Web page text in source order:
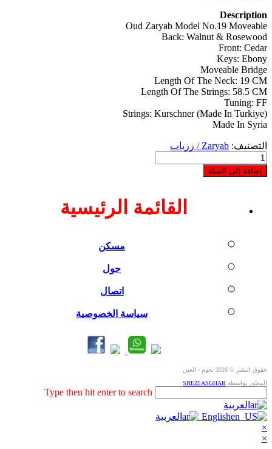
Description
Oud Zaryab Model No.19 Moveable
Back: Walnut & Rosewood
Front: Cedar
Keys: Ebony
Moveable Bridge
Length Of The Neck: 19 CM
Length Of The Strings: 58.5 CM
Tuning: FF
Strings: Kurschner (Made In Turkiye)
Made In Syria
التصنيف: Zaryab / زرياب
كمية
Oud
Zaryab
Moveable
إضافة إلى السلة
القائمة الرئيسية
مسكن
حول
اتصال
سياسة الخصوصية
حقوق النشر © 2026 نجوم - العين
المطور بواسطة SHEZI ASGHAR
this
website
Type then hit enter to search
العربية
English
العربية
×
×